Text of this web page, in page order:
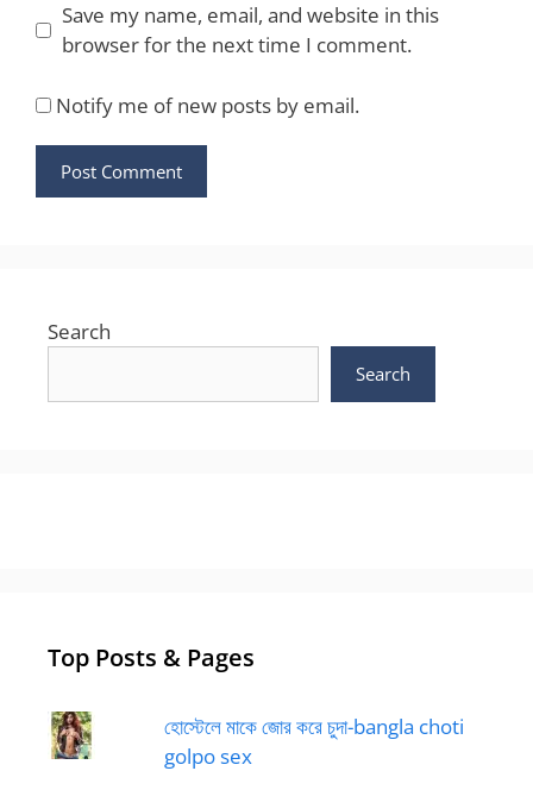
Save my name, email, and website in this
browser for the next time I comment.
Notify me of new posts by email.
Search
Search
Top Posts & Pages
হোস্টেলে মাকে জোর করে চুদা-bangla choti
golpo sex